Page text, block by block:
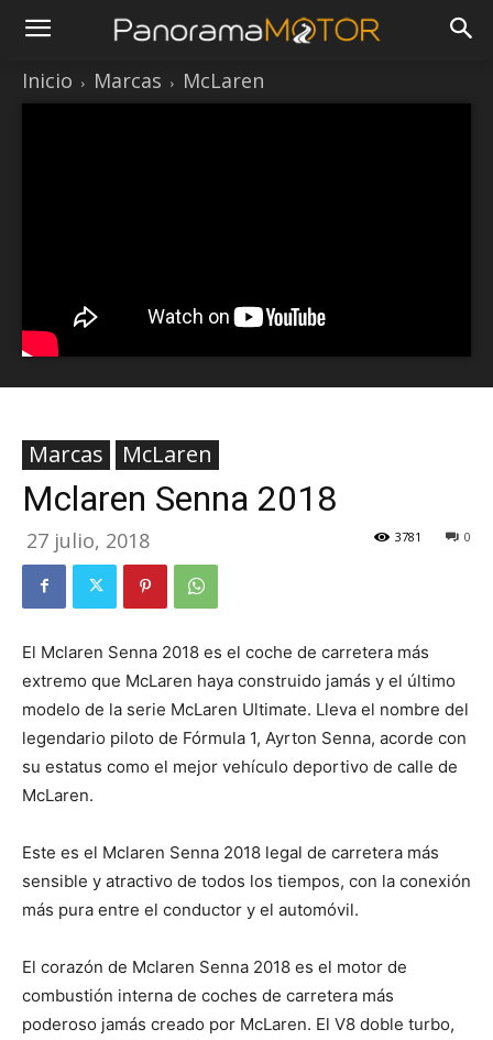
Inicio Marcas McLaren
Marcas McLaren
Mclaren Senna 2018
27 julio, 2018 0
3781
El Mclaren Senna 2018 es el coche de carretera más
extremo que McLaren haya construido jamás y el último
modelo de la serie McLaren Ultimate. Lleva el nombre del
legendario piloto de Fórmula 1, Ayrton Senna, acorde con
su estatus como el mejor vehículo deportivo de calle de
McLaren.
Este es el Mclaren Senna 2018 legal de carretera más
sensible y atractivo de todos los tiempos, con la conexión
más pura entre el conductor y el automóvil.
El corazón de Mclaren Senna 2018 es el motor de
combustión interna de coches de carretera más
poderoso jamás creado por McLaren. El V8 doble turbo,